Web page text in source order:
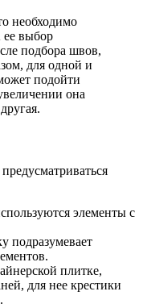
необходимо
выбор
подбора швов,
для одной и
подойти
она
элементы с
подразумевает
плитке,
для нее крестики